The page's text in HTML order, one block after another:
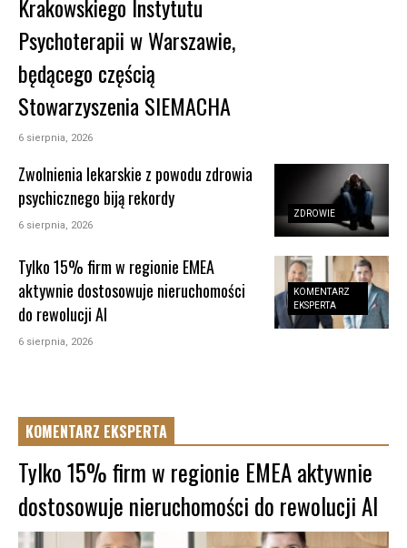
Krakowskiego Instytutu
Psychoterapii w Warszawie,
będącego częścią
Stowarzyszenia SIEMACHA
6 sierpnia, 2026
ZDROWIE
Zwolnienia lekarskie z powodu zdrowia
psychicznego biją rekordy
6 sierpnia, 2026
KOMENTARZ
EKSPERTA
Tylko 15% firm w regionie EMEA
aktywnie dostosowuje nieruchomości
do rewolucji AI
6 sierpnia, 2026
KOMENTARZ EKSPERTA
Tylko 15% firm w regionie EMEA aktywnie
dostosowuje nieruchomości do rewolucji AI